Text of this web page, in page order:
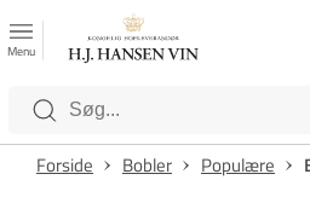
Kategorier
Menu
Forside Bobler Populære